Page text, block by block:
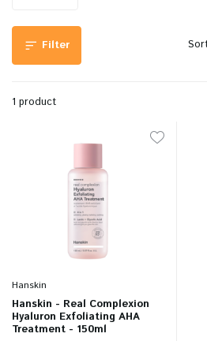
Filter
1 product
Hanskin
Hanskin - Real Complexion
Hyaluron Exfoliating AHA
Treatment - 150ml